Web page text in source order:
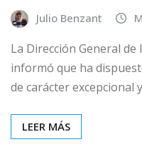
Julio Benzant
La Dirección General
informó que ha
de carácter excepcional
LEER MÁS